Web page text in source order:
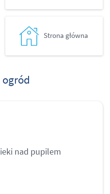
Strona główna
ogród
nad pupilem